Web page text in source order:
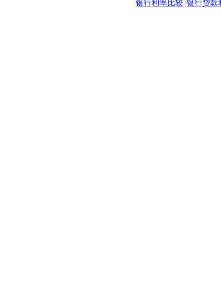
|银行利率比较 |银行贷款